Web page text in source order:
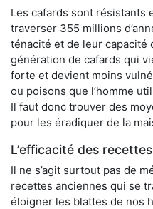
Les cafards sont résistants
traverser 355 millions
ténacité et de leur capacité
génération de cafards qui
forte et devient moins
ou poisons que l’homme
Il faut donc trouver des
pour les éradiquer de la
L’efficacité des
Il ne s’agit surtout pas de
recettes anciennes qui se
éloigner les blattes de nos